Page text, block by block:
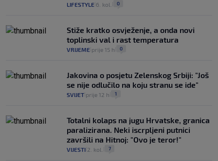
LIFESTYLE 6. kol. 0
Stiže kratko osvježenje, a onda novi
toplinski val i rast temperatura
VRIJEME prije 15 h 0
Jakovina o posjetu Zelenskog Srbiji: "Još
se nije odlučilo na koju stranu se ide"
SVIJET prije 12 h 1
Totalni kolaps na jugu Hrvatske, granica
paralizirana. Neki iscrpljeni putnici
završili na Hitnoj: "Ovo je teror!"
VIJESTI 2. kol. 7